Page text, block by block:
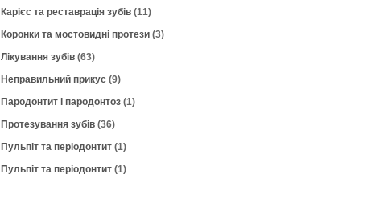
Карієс та реставрація зубів (11)
Коронки та мостовидні протези (3)
Лікування зубів (63)
Неправильний прикус (9)
Пародонтит і пародонтоз (1)
Протезування зубів (36)
Пульпіт та періодонтит (1)
Пульпіт та періодонтит (1)